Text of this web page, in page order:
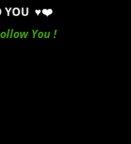
YOU ♥️❤️
You !